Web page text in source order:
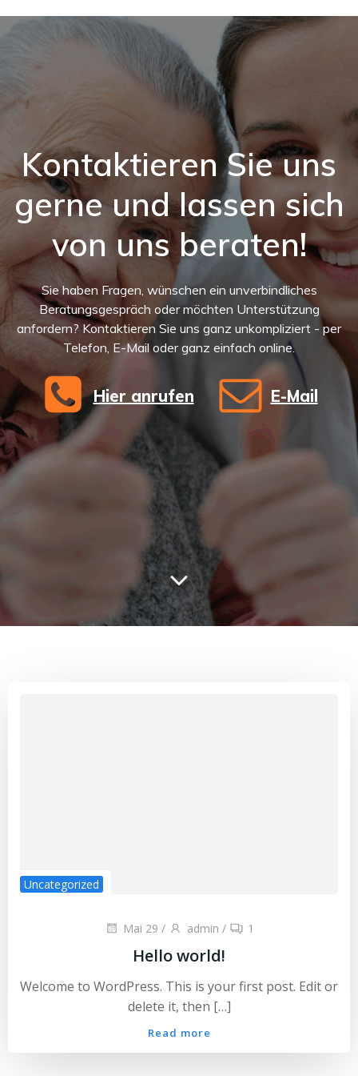
Inhalt
Kontaktieren Sie uns
gerne und lassen sich
von uns beraten!
Sie haben Fragen, wünschen ein unverbindliches
Beratungsgespräch oder möchten Unterstützung
anfordern? Kontaktieren Sie uns ganz unkompliziert - per
Telefon, E-Mail oder ganz einfach online.
Hier anrufen E-Mail
Uncategorized
Mai 29 / admin / 1
Hello world!
Welcome to WordPress. This is your first post. Edit or
delete it, then […]
Read more